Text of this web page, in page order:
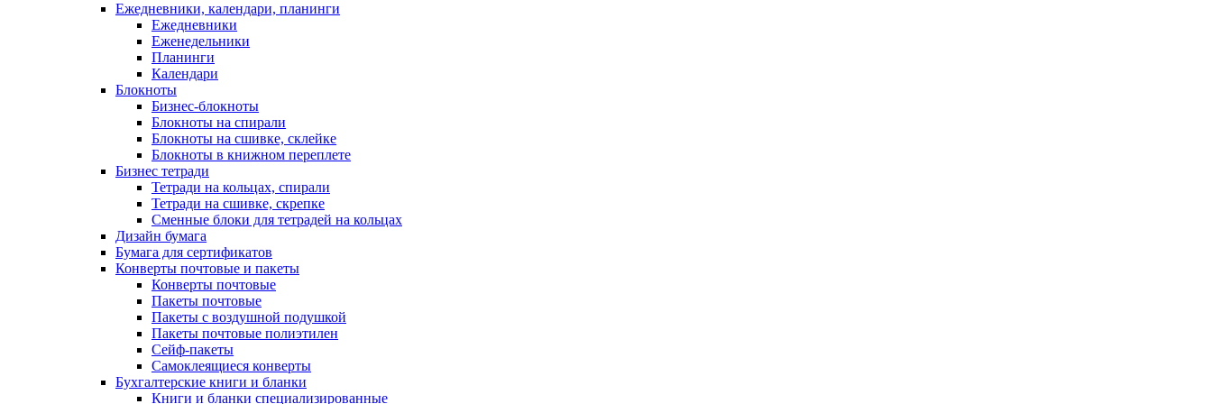
Ежедневники, календари, планинги
Ежедневники
Еженедельники
Планинги
Календари
Блокноты
Бизнес-блокноты
Блокноты на спирали
Блокноты на сшивке, склейке
Блокноты в книжном переплете
Бизнес тетради
Тетради на кольцах, спирали
Тетради на сшивке, скрепке
Сменные блоки для тетрадей на кольцах
Дизайн бумага
Бумага для сертификатов
Конверты почтовые и пакеты
Конверты почтовые
Пакеты почтовые
Пакеты с воздушной подушкой
Пакеты почтовые полиэтилен
Сейф-пакеты
Самоклеящиеся конверты
Бухгалтерские книги и бланки
Книги и бланки специализированные